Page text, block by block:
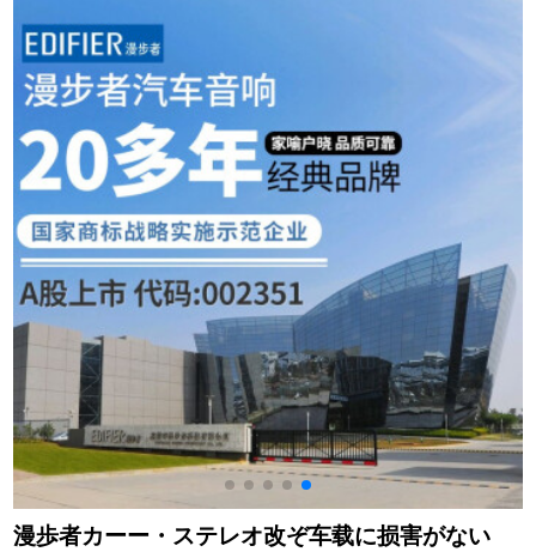
のバルク+つを放しま
す。
漫歩者カーー・ステレオ改ぞ车载に损害がない